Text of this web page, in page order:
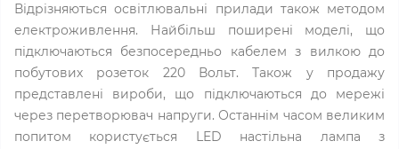
Відрізняються освітлювальні прилади також методом
електроживлення. Найбільш поширені моделі, що
підключаються безпосередньо кабелем з вилкою до
побутових розеток 220 Вольт. Також у продажу
представлені вироби, що підключаються до мережі
через перетворювач напруги. Останнім часом великим
попитом користується LED настільна лампа з